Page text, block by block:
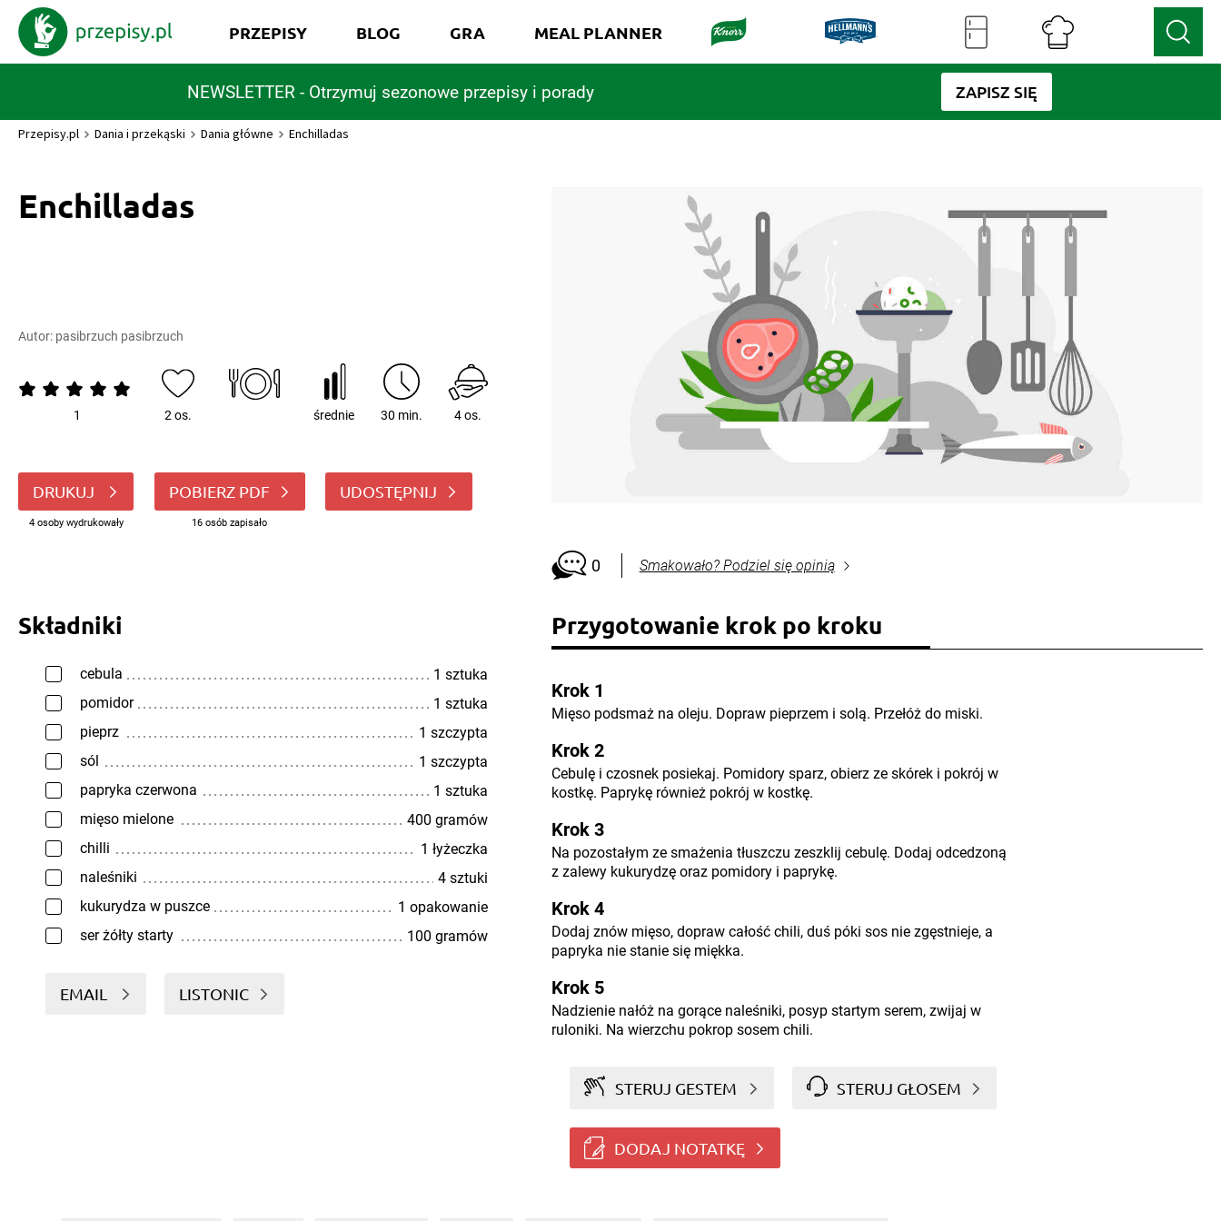
NEWSLETTER - Otrzymuj sezonowe przepisy i porady ZAPISZ SIĘ
PRZEPISY BLOG GRA MEAL PLANNER
Przepisy.pl Dania i przekąski Dania główne Enchilladas
Enchilladas
Autor: pasibrzuch pasibrzuch
1 2 os. średnie 30 min. 4 os.
DRUKUJ
4 osoby wydrukowały
POBIERZ PDF
16 osób zapisało
UDOSTĘPNIJ
0 Smakowało? Podziel się opinią
Składniki
cebula
1 sztuka
pomidor
1 sztuka
pieprz
1 szczypta
sól
1 szczypta
papryka czerwona
1 sztuka
mięso mielone
400 gramów
chilli
1 łyżeczka
naleśniki
4 sztuki
kukurydza w puszce
1 opakowanie
ser żółty starty
100 gramów
EMAIL LISTONIC
Przygotowanie krok po kroku
Krok 1
Mięso podsmaż na oleju. Dopraw pieprzem i solą. Przełóż do miski.
Krok 2
Cebulę i czosnek posiekaj. Pomidory sparz, obierz ze skórek i pokrój w
kostkę. Paprykę również pokrój w kostkę.
Krok 3
Na pozostałym ze smażenia tłuszczu zeszklij cebulę. Dodaj odcedzoną
z zalewy kukurydzę oraz pomidory i paprykę.
Krok 4
Dodaj znów mięso, dopraw całość chili, duś póki sos nie zgęstnieje, a
papryka nie stanie się miękka.
Krok 5
Nadzienie nałóż na gorące naleśniki, posyp startym serem, zwijaj w
ruloniki. Na wierzchu pokrop sosem chili.
STERUJ GESTEM STERUJ GŁOSEM
DODAJ NOTATKĘ